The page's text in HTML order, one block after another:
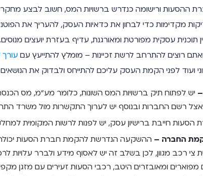
ההסעות ורישומה כנדרש ברשויות המס, חשוב לבצע מחקר
מקדימות כדי לבחון את כדאיות העסק, להעריך את
תוכנית עסקית מפורטת ומאורגנת, עדיף בעזרת יועצים
רוצים להתרחב לרשת זכיינות – מומלץ להתייעץ עםעורך
ועוד לפני הקמת העסק עליכם להתייחס ולבדוק את
יש לפתוח תיק ברשויות המס השונות, כלומר מע”מ, מס
רשם החברות ובנוסף יש לערוך התקשרות מול משרד
הסעות חייבת ברישיון עסק, יש לפנות לרשות המקומית
החברה – ההשקעה הנדרשת להקמת חברת הסעות יכולה
צי רכב מגוון, לכן בשלב זה יש לאסוף מידע ולברר עלויות
מפוארים ומאובזרים היטב, רכבי הסעות זעירים עם מזגן